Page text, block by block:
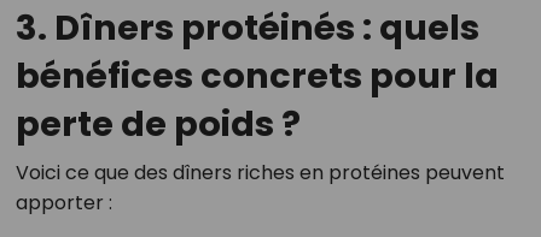
3. Dîners protéinés : quels
bénéfices concrets pour la
perte de poids ?
Voici ce que des dîners riches en protéines peuvent
apporter :